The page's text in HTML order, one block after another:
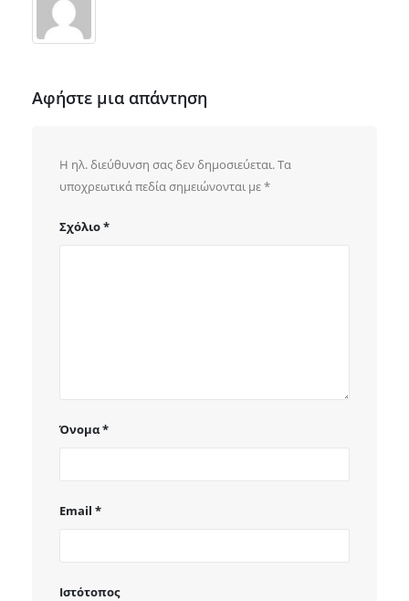
Αφήστε μια απάντηση
Η ηλ. διεύθυνση σας δεν δημοσιεύεται.Τα
υποχρεωτικά πεδία σημειώνονται με*
Σχόλιο*
Όνομα*
Email *
Ιστότοπος